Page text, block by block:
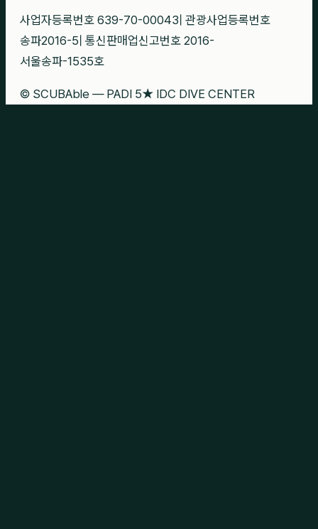
사업자등록번호 639-70-00043 관광사업등록번호
송파2016-5 통신판매업신고번호 2016-
서울송파-1535호
© SCUBAble — PADI 5★ IDC DIVE CENTER